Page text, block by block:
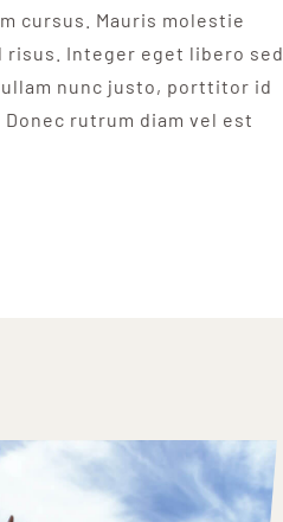
cursus. Mauris molestie
risus. Integer eget libero sed
nunc justo, porttitor id
rutrum diam vel est